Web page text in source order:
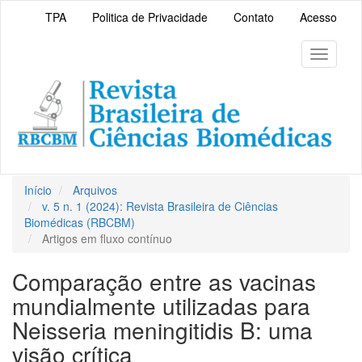
Principal
Lateral
TPA Politica de Privacidade Contato Acesso
Toggle
Início
Arquivos
v. 5 n. 1 (2024): Revista Brasileira de Ciências
Biomédicas (RBCBM)
Artigos em fluxo contínuo
Comparação entre as vacinas
mundialmente utilizadas para
Neisseria meningitidis B: uma
visão crítica